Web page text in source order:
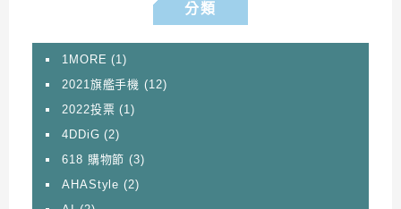
分類
1MORE (1)
2021旗艦手機 (12)
2022投票 (1)
4DDiG (2)
618 購物節 (3)
AHAStyle (2)